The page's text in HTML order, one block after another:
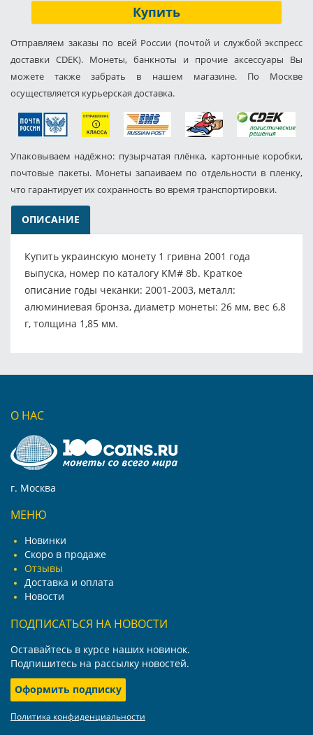
Купить
Отправляем заказы по всей России (почтой и службой экспресс
доставки CDEK). Монеты, банкноты и прочие аксессуары Вы
можете также забрать в нашем магазине. По Москве
осуществляется курьерская доставка.
Упаковываем надёжно: пузырчатая плёнка, картонные коробки,
почтовые пакеты. Монеты запаиваем по отдельности в пленку,
что гарантирует их сохранность во время транспортировки.
ОПИСАНИЕ
Купить украинскую монету 1 гривна 2001 года
выпуска, номер по каталогу KM# 8b. Краткое
описание годы чеканки: 2001-2003, металл:
алюминиевая бронза, диаметр монеты: 26 мм, вес 6,8
г, толщина 1,85 мм.
О НАС
г. Москва
МЕНЮ
Новинки
Скоро в продаже
Отзывы
Доставка и оплата
Новости
ПОДПИСАТЬСЯ НА НОВОСТИ
Оставайтесь в курсе наших новинок.
Подпишитесь на рассылку новостей.
Оформить подписку
Политика конфиденциальности